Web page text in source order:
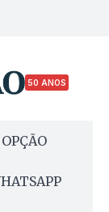
50 ANOS